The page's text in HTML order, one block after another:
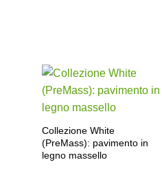
Collezione White
(PreMass): pavimento in
legno massello